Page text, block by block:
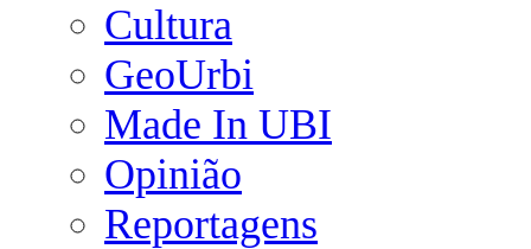
Cultura
GeoUrbi
Made In UBI
Opinião
Reportagens